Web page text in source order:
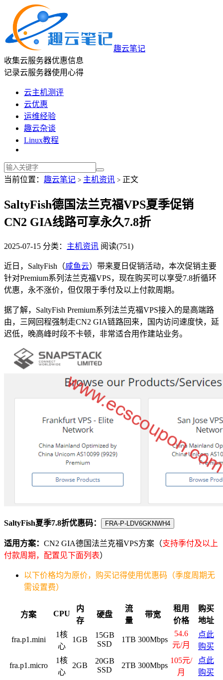
趣云笔记
收集云服务器优惠信息
记录云服务器使用心得
云主机测评
云优惠
运维经验
趣云杂谈
Linux教程
当前位置： 趣云笔记 > 主机资讯 > 正文
SaltyFish德国法兰克福VPS夏季促销
CN2 GIA线路可享永久7.8折
2025-07-15 分类： 主机资讯 阅读(751)
近日，SaltyFish（咸鱼云）带来夏日促销活动，本次促销主要
针对Premium系列法兰克福VPS，现在购买可以享受7.8折循环
优惠，永不涨价，但仅限于季付及以上付款周期。
据了解，SaltyFish Premium系列法兰克福VPS接入的是高端路
由，三网回程强制走CN2 GIA链路回来，国内访问速度快，延
迟低，晚高峰时段不卡顿，非常适合用作建站业务。
SaltyFish夏季7.8折优惠码： FRA-P-LDV6GKNWH4
适用方案： CN2 GIA德国法兰克福VPS方案（支持季付及以上
付款周期，配置见下面列表）
以下价格均为原价，购买记得使用优惠码（季度周期无
需设置费）
方案 CPU
内
存
硬盘
流
量
带宽
租用
价格
购买
地址
fra.p1.mini
1核
心
1GB
15GB
SSD
1TB 300Mbps
54.6
元/月
点此
购买
fra.p1.micro
1核
心
2GB
20GB
SSD
2TB 300Mbps
105元/
月
点此
购买